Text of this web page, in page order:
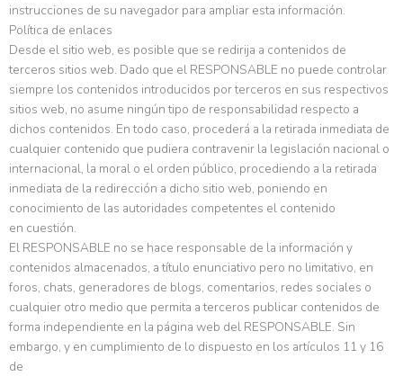
instrucciones de su navegador para ampliar esta información.
Política de enlaces
Desde el sitio web, es posible que se redirija a contenidos de
terceros sitios web. Dado que el RESPONSABLE no puede controlar
siempre los contenidos introducidos por terceros en sus respectivos
sitios web, no asume ningún tipo de responsabilidad respecto a
dichos contenidos. En todo caso, procederá a la retirada inmediata de
cualquier contenido que pudiera contravenir la legislación nacional o
internacional, la moral o el orden público, procediendo a la retirada
inmediata de la redirección a dicho sitio web, poniendo en
conocimiento de las autoridades competentes el contenido
en cuestión.
El RESPONSABLE no se hace responsable de la información y
contenidos almacenados, a título enunciativo pero no limitativo, en
foros, chats, generadores de blogs, comentarios, redes sociales o
cualquier otro medio que permita a terceros publicar contenidos de
forma independiente en la página web del RESPONSABLE. Sin
embargo, y en cumplimiento de lo dispuesto en los artículos 11 y 16
de